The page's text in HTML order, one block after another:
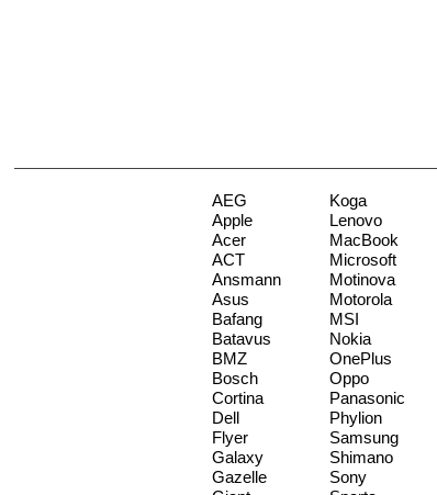
AEG
Apple
Acer
ACT
Ansmann
Asus
Bafang
Batavus
BMZ
Bosch
Cortina
Dell
Flyer
Galaxy
Gazelle
Koga
Lenovo
MacBook
Microsoft
Motinova
Motorola
MSI
Nokia
OnePlus
Oppo
Panasonic
Phylion
Samsung
Shimano
Sony